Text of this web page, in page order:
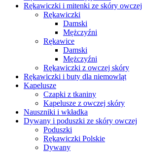
Rękawiczki i mitenki ze skóry owczej
Rękawiczki
Damski
Mężczyźni
Rękawice
Damski
Mężczyźni
Rękawiczki z owczej skóry
Rękawiczki i buty dla niemowląt
Kapelusze
Czapki z tkaniny
Kapelusze z owczej skóry
Nauszniki i wkładka
Dywany i poduszki ze skóry owczej
Poduszki
Rękawiczki Polskie
Dywany